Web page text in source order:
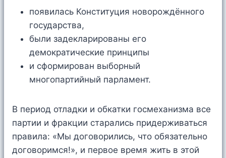
появилась Конституция новорождённого
государства,
были задекларированы его
демократические принципы
и сформирован выборный
многопартийный парламент.
В период отладки и обкатки госмеханизма все
партии и фракции старались придерживаться
правила: «Мы договорились, что обязательно
договоримся!», и первое время жить в этой